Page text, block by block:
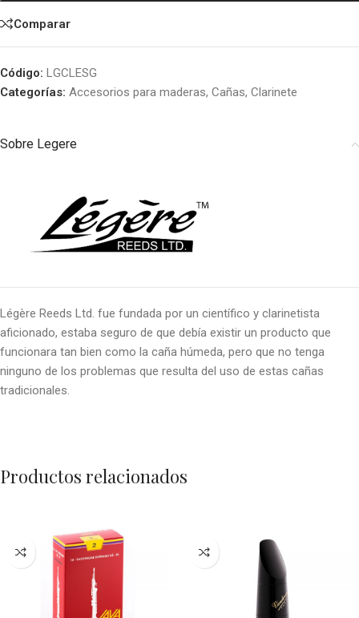
Comparar
Código: LGCLESG
Categorías: Accesorios para maderas, Cañas, Clarinete
Sobre Legere
Légère Reeds Ltd. fue fundada por un científico y clarinetista
aficionado, estaba seguro de que debía existir un producto que
funcionara tan bien como la caña húmeda, pero que no tenga
ninguno de los problemas que resulta del uso de estas cañas
tradicionales.
Productos relacionados